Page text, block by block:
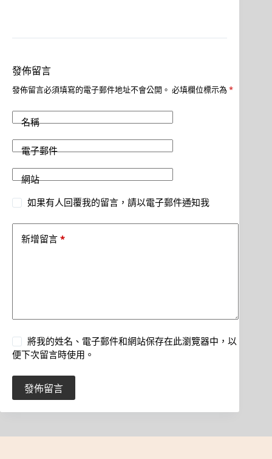
發佈留言
發佈留言必須填寫的電子郵件地址不會公開。 必填欄位標示為 *
名稱
電子郵件
網站
如果有人回覆我的留言，請以電子郵件通知我
新增留言 *
將我的姓名、電子郵件和網站保存在此瀏覽器中，以
便下次留言時使用。
發佈留言